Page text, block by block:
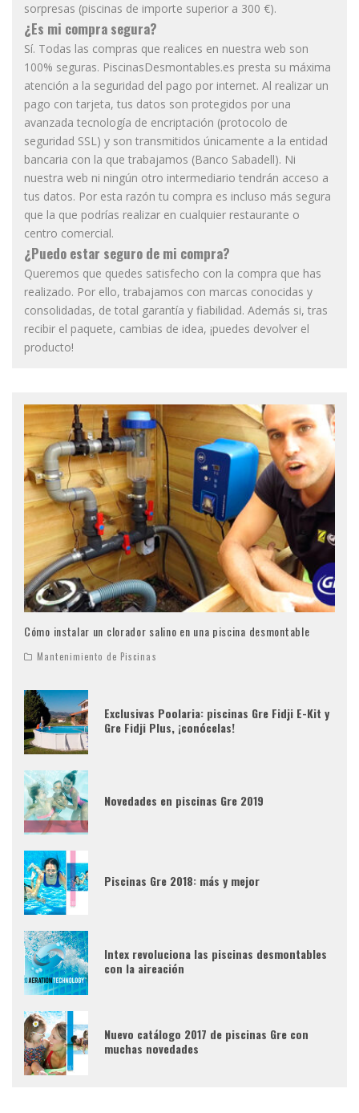
sorpresas (piscinas de importe superior a 300 €).
¿Es mi compra segura?
Sí. Todas las compras que realices en nuestra web son
100% seguras. PiscinasDesmontables.es presta su máxima
atención a la seguridad del pago por internet. Al realizar un
pago con tarjeta, tus datos son protegidos por una
avanzada tecnología de encriptación (protocolo de
seguridad SSL) y son transmitidos únicamente a la entidad
bancaria con la que trabajamos (Banco Sabadell). Ni
nuestra web ni ningún otro intermediario tendrán acceso a
tus datos. Por esta razón tu compra es incluso más segura
que la que podrías realizar en cualquier restaurante o
centro comercial.
¿Puedo estar seguro de mi compra?
Queremos que quedes satisfecho con la compra que has
realizado. Por ello, trabajamos con marcas conocidas y
consolidadas, de total garantía y fiabilidad. Además si, tras
recibir el paquete, cambias de idea, ¡puedes devolver el
producto!
Cómo instalar un clorador salino en una piscina desmontable
Mantenimiento de Piscinas
Exclusivas Poolaria: piscinas Gre Fidji E-Kit y
Gre Fidji Plus, ¡conócelas!
Novedades en piscinas Gre 2019
Piscinas Gre 2018: más y mejor
Intex revoluciona las piscinas desmontables
con la aireación
Nuevo catálogo 2017 de piscinas Gre con
muchas novedades